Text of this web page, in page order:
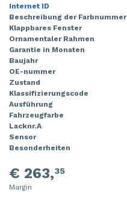
Internet ID
Beschreibung der Farbnummer
Klappbares Fenster
Ornamentaler Rahmen
Garantie in Monaten
Baujahr
OE-nummer
Zustand
Klassifizierungscode
Ausführung
Fahrzeugfarbe
Lacknr.A
Sensor
Besonderheiten
€ 263,35
Margin